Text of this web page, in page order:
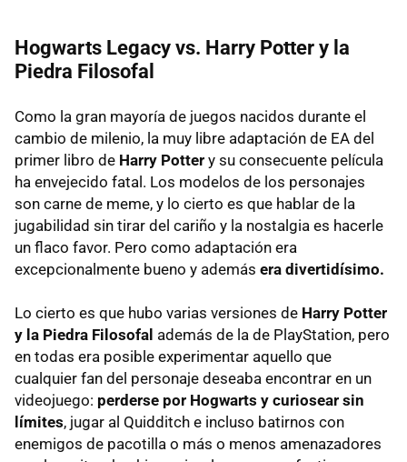
Hogwarts Legacy vs. Harry Potter y la
Piedra Filosofal
Como la gran mayoría de juegos nacidos durante el
cambio de milenio, la muy libre adaptación de EA del
primer libro de Harry Potter y su consecuente película
ha envejecido fatal. Los modelos de los personajes
son carne de meme, y lo cierto es que hablar de la
jugabilidad sin tirar del cariño y la nostalgia es hacerle
un flaco favor. Pero como adaptación era
excepcionalmente bueno y además era divertidísimo.
Lo cierto es que hubo varias versiones de Harry Potter
y la Piedra Filosofal además de la de PlayStation, pero
en todas era posible experimentar aquello que
cualquier fan del personaje deseaba encontrar en un
videojuego: perderse por Hogwarts y curiosear sin
límites, jugar al Quidditch e incluso batirnos con
enemigos de pacotilla o más o menos amenazadores